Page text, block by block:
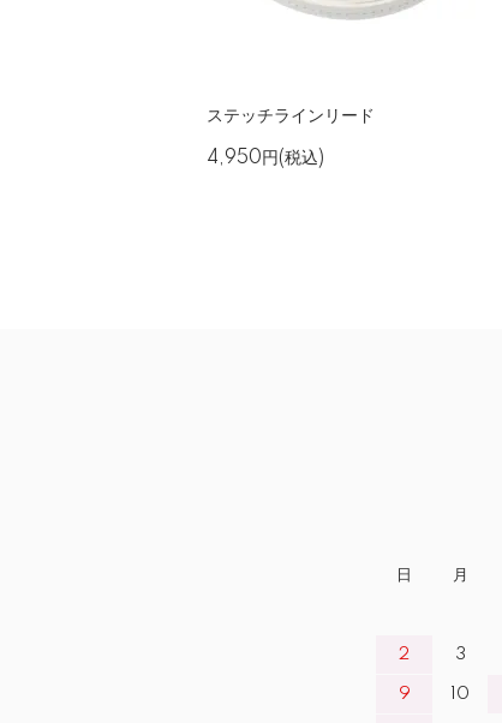
ステッチラインリード
4,950円(税込)
日 月
2 3
9 10